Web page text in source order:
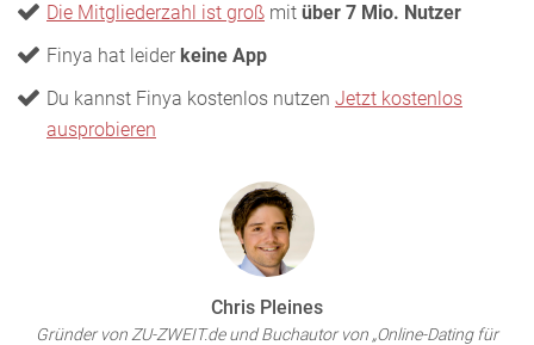
Die Mitgliederzahl ist groß mit über 7 Mio. Nutzer
Finya hat leider keine App
Du kannst Finya kostenlos nutzen Jetzt kostenlos
ausprobieren
Chris Pleines
Gründer von ZU-ZWEIT.de und Buchautor von „Online-Dating für